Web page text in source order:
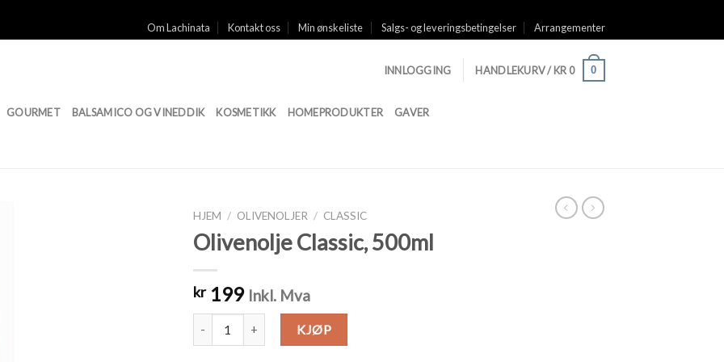
Om Lachinata Kontakt oss Min ønskeliste Salgs- og leveringsbetingelser Arrangementer
GOURMET BALSAMICO OG VINEDDIK KOSMETIKK HOMEPRODUKTER GAVER
INNLOGGING HANDLEKURV /KR 0 0
HJEM / OLIVENOLJER / CLASSIC
Olivenolje Classic, 500ml
kr199 Inkl. Mva
Olivenolje Classic, 500ml antall
KJØP